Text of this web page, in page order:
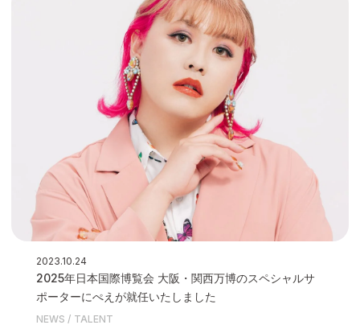
2023.10.24
2025年日本国際博覧会 大阪・関西万博のスペシャルサ
ポーターにぺえが就任いたしました
NEWS TALENT